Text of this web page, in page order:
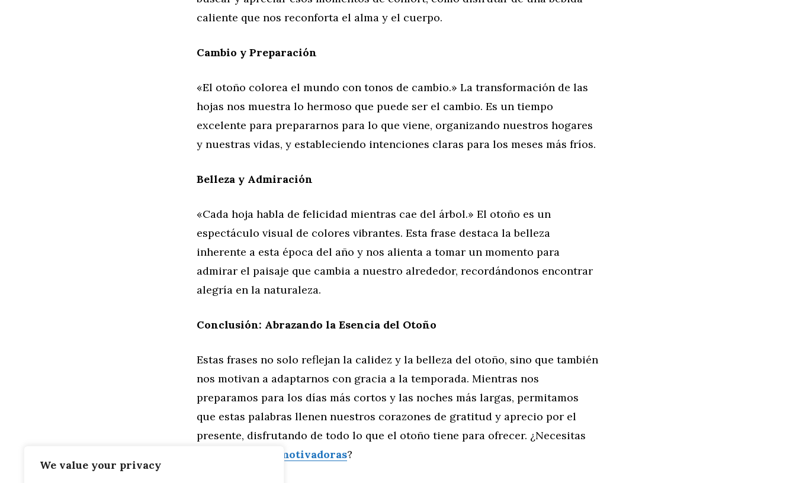
We value your privacy
caliente que nos reconforta el alma y el cuerpo.
Cambio y Preparación
«El otoño colorea el mundo con tonos de cambio.» La transformación de las
hojas nos muestra lo hermoso que puede ser el cambio. Es un tiempo
excelente para prepararnos para lo que viene, organizando nuestros hogares
y nuestras vidas, y estableciendo intenciones claras para los meses más fríos.
Belleza y Admiración
«Cada hoja habla de felicidad mientras cae del árbol.» El otoño es un
espectáculo visual de colores vibrantes. Esta frase destaca la belleza
inherente a esta época del año y nos alienta a tomar un momento para
admirar el paisaje que cambia a nuestro alrededor, recordándonos encontrar
alegría en la naturaleza.
Conclusión: Abrazando la Esencia del Otoño
Estas frases no solo reflejan la calidez y la belleza del otoño, sino que también
nos motivan a adaptarnos con gracia a la temporada. Mientras nos
preparamos para los días más cortos y las noches más largas, permitamos
que estas palabras llenen nuestros corazones de gratitud y aprecio por el
presente, disfrutando de todo lo que el otoño tiene para ofrecer. ¿Necesitas
frases cortas y motivadoras?